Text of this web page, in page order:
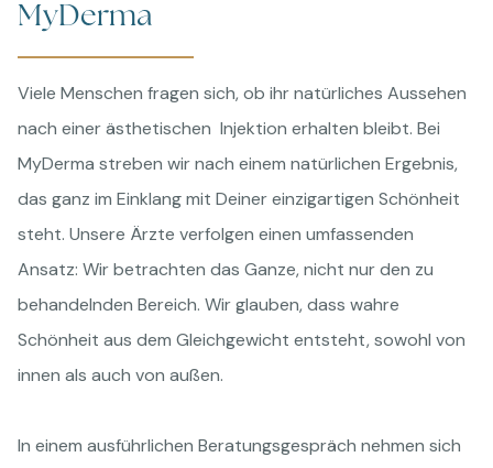
MyDerma
Viele Menschen fragen sich, ob ihr natürliches Aussehen
nach einer ästhetischen Injektion erhalten bleibt. Bei
MyDerma streben wir nach einem natürlichen Ergebnis,
das ganz im Einklang mit Deiner einzigartigen Schönheit
steht. Unsere Ärzte verfolgen einen umfassenden
Ansatz: Wir betrachten das Ganze, nicht nur den zu
behandelnden Bereich. Wir glauben, dass wahre
Schönheit aus dem Gleichgewicht entsteht, sowohl von
innen als auch von außen.
In einem ausführlichen Beratungsgespräch nehmen sich